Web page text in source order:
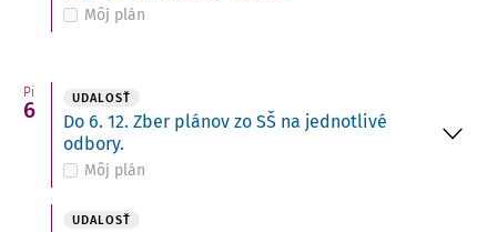
Môj plán
Pi
6 UDALOSŤ
Do 6. 12. Zber plánov zo SŠ na jednotlivé
odbory.
Môj plán
UDALOSŤ